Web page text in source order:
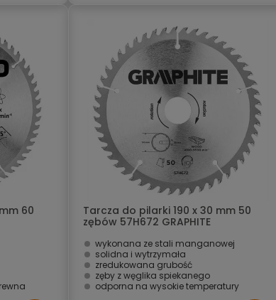
60
Tarcza do pilarki 190 x 30 mm 50
zębów 57H672 GRAPHITE
wykonana ze stali manganowej
solidna i wytrzymała
zredukowana grubość
zęby z węglika spiekanego
odporna na wysokie temperatury